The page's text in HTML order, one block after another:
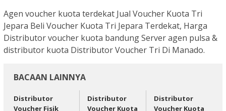
Agen voucher kuota terdekat Jual Voucher Kuota Tri
Jepara Beli Voucher Kuota Tri Jepara Terdekat, Harga
Distributor voucher kuota bandung Server agen pulsa &
distributor kuota Distributor Voucher Tri Di Manado.
BACAAN LAINNYA
Distributor
Voucher Fisik
Distributor
Voucher Kuota
Distributor
Voucher Kuota